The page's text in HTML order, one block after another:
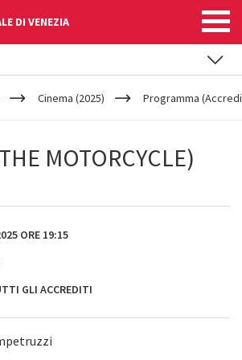
DI VENEZIA
Cinema (2025) Programma
MOTORCYCLE)
ORE 19:15
GLI ACCREDITI